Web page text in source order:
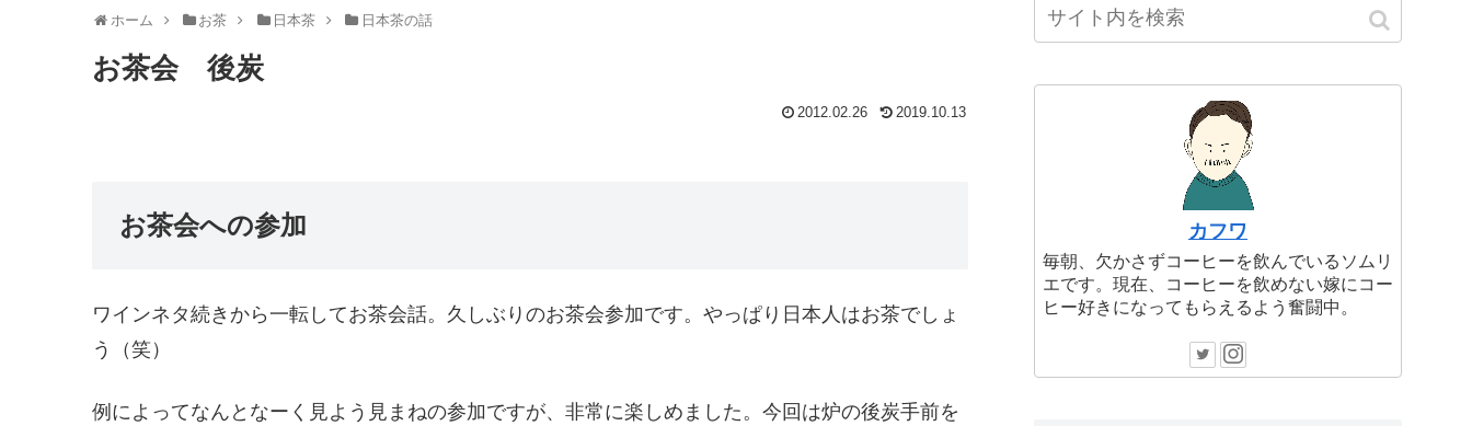
ホーム お茶 日本茶 日本茶の話
お茶会 後炭
2012.02.26 2019.10.13
お茶会への参加
ワインネタ続きから一転してお茶会話。久しぶりのお茶会参加です。やっぱり日本人はお茶でしょ
う（笑）
例によってなんとなーく見よう見まねの参加ですが、非常に楽しめました。今回は炉の後炭手前を
カフワ
毎朝、欠かさずコーヒーを飲んでいるソムリ
エです。現在、コーヒーを飲めない嫁にコー
ヒー好きになってもらえるよう奮闘中。